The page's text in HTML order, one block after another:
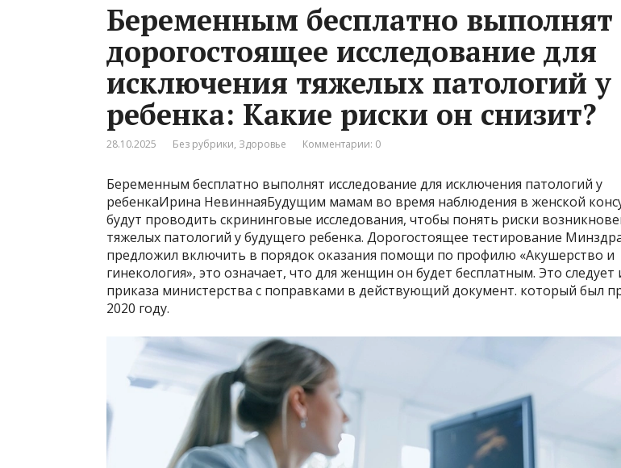
Беременным бесплатно выполнят
дорогостоящее исследование для
исключения тяжелых патологий у
ребенка: Какие риски он снизит?
28.10.2025 Без рубрики, Здоровье Комментарии: 0
Беременным бесплатно выполнят исследование для исключения патологий у
ребенкаИрина НевиннаяБудущим мамам во время наблюдения в женской
будут проводить скрининговые исследования, чтобы понять риски
тяжелых патологий у будущего ребенка. Дорогостоящее тестирование
предложил включить в порядок оказания помощи по профилю «Акушерство и
гинекология», это означает, что для женщин он будет бесплатным. Это следует
приказа министерства с поправками в действующий документ. который был
2020 году.